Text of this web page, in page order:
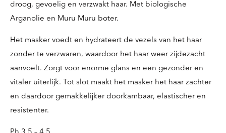
droog, gevoelig en verzwakt haar. Met biologische
Arganolie en Muru Muru boter.
Het masker voedt en hydrateert de vezels van het haar
zonder te verzwaren, waardoor het haar weer zijdezacht
aanvoelt. Zorgt voor enorme glans en een gezonder en
vitaler uiterlijk. Tot slot maakt het masker het haar zachter
en daardoor gemakkelijker doorkambaar, elastischer en
resistenter.